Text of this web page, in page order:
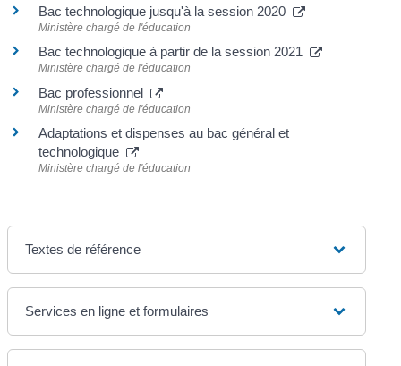
Bac technologique jusqu'à la session 2020
Ministère chargé de l'éducation
Bac technologique à partir de la session 2021
Ministère chargé de l'éducation
Bac professionnel
Ministère chargé de l'éducation
Adaptations et dispenses au bac général et
technologique
Ministère chargé de l'éducation
Textes de référence
Services en ligne et formulaires